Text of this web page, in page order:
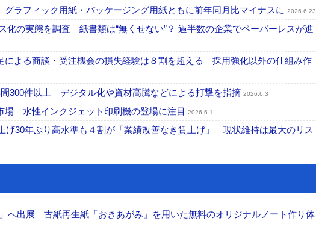
フィック用紙・パッケージング用紙ともに前年同月比マイナスに 2026.6.23
の実態を調査 紙書類は“無くせない”？ 過半数の企業でペーパーレスが進
よる商談・受注機会の損失経験は８割を超える 採用強化以外の仕組み作
300件以上 デジタル化や資材高騰などによる打撃を指摘 2026.6.3
水性インクジェット印刷機の登場に注目 2026.6.1
30年ぶり高水準も４割が「業績改善なき賃上げ」 現状維持は最大のリス
出展 古紙再生紙「おきあがみ」を用いた無料のオリジナルノート作り体